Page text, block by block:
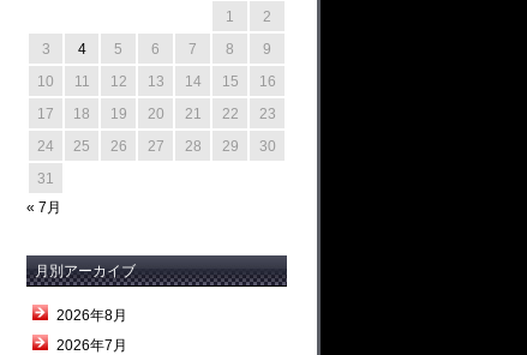
1
2
3
4 5 6 7 8
9
10
11 12 13 14 15
16
17
18 19 20 21 22
23
24
25 26 27 28 29
30
31
« 7月
月別アーカイブ
2026年8月
2026年7月